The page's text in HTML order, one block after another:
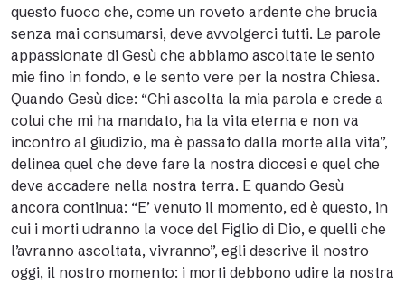
questo fuoco che, come un roveto ardente che brucia
senza mai consumarsi, deve avvolgerci tutti. Le parole
appassionate di Gesù che abbiamo ascoltate le sento
mie fino in fondo, e le sento vere per la nostra Chiesa.
Quando Gesù dice: “Chi ascolta la mia parola e crede a
colui che mi ha mandato, ha la vita eterna e non va
incontro al giudizio, ma è passato dalla morte alla vita”,
delinea quel che deve fare la nostra diocesi e quel che
deve accadere nella nostra terra. E quando Gesù
ancora continua: “E’ venuto il momento, ed è questo, in
cui i morti udranno la voce del Figlio di Dio, e quelli che
l’avranno ascoltata, vivranno”, egli descrive il nostro
oggi, il nostro momento: i morti debbono udire la nostra